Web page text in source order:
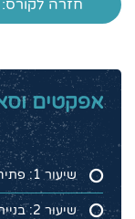
חזרה לקורס:
אפקטים
שיעור 1: פתיחה
שיעור 2: בניית סאונד ושרשרת הציוד